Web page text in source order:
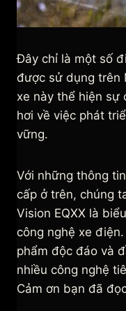
Đây chỉ là một số
được sử dụng trên
xe này thể hiện sự
hơi về việc phát
vững.
Với những thông
cấp ở trên, chúng
Vision EQXX là
công nghệ xe
phẩm độc đáo và
nhiều công nghệ
Cảm ơn bạn đã